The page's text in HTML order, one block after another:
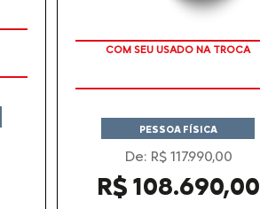
TAXA ZERO EM 12X
PESSOA FÍSICA
De: R$ 117.990,00
R$ 108.690,00